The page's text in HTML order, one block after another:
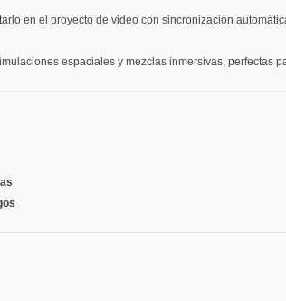
en el proyecto de video con sincronización
espaciales y mezclas inmersivas, perfectas